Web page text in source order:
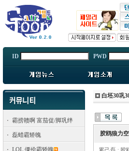
ID PWD
霸捞赣啊 富茄促/脚巩绊
磊蜡霸矫魄
LOL 傈侩霸矫魄
白坯30巩
胶鸥狼力